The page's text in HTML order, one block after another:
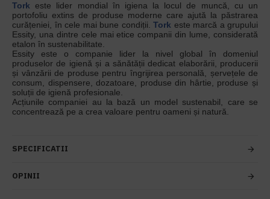
Tork este lider mondial în igiena la locul de muncă, cu un
portofoliu extins de produse moderne care ajută la păstrarea
curățeniei, în cele mai bune condiții. Tork este marcă a grupului
Essity, una dintre cele mai etice companii din lume, considerată
etalon în sustenabilitate.
Essity este o companie lider la nivel global în domeniul
produselor de igienă și a sănătății dedicat elaborării, producerii
și vânzării de produse pentru îngrijirea personală, șervețele de
consum, dispensere, dozatoare, produse din hârtie, produse și
soluții de igienă profesionale.
Acțiunile companiei au la bază un model sustenabil, care se
concentrează pe a crea valoare pentru oameni și natură.
SPECIFICATII
OPINII